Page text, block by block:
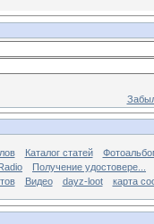
Каталог статей
Radio
Получение удостовере...
Видео dayz-loot карта